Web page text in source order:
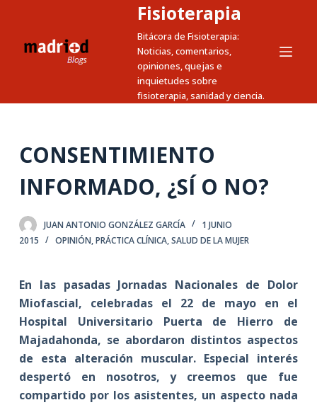
r
e
d
o
Fisioterapia
Bitácora de Fisioterapia:
Noticias, comentarios,
opiniones, quejas e
inquietudes sobre
fisioterapia, sanidad y ciencia.
CONSENTIMIENTO
INFORMADO, ¿SÍ O NO?
JUAN ANTONIO GONZÁLEZ GARCÍA
1 JUNIO
2015
OPINIÓN,PRÁCTICA CLÍNICA,SALUD DE LA MUJER
En las pasadas Jornadas Nacionales de Dolor
Miofascial, celebradas el 22 de mayo en el
Hospital Universitario Puerta de Hierro de
Majadahonda, se abordaron distintos aspectos
de esta alteración muscular. Especial interés
despertó en nosotros, y creemos que fue
compartido por los asistentes, un aspecto nada